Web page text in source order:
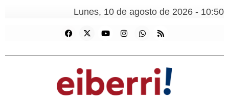
Lunes, 10 de agosto de 2026 - 10:50